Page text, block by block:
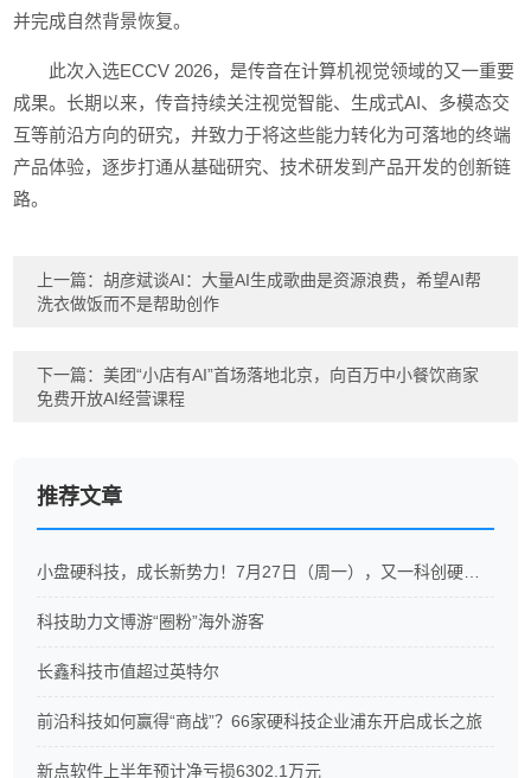
并完成自然背景恢复。
此次入选ECCV 2026，是传音在计算机视觉领域的又一重要
成果。长期以来，传音持续关注视觉智能、生成式AI、多模态交
互等前沿方向的研究，并致力于将这些能力转化为可落地的终端
产品体验，逐步打通从基础研究、技术研发到产品开发的创新链
路。
上一篇：胡彦斌谈AI：大量AI生成歌曲是资源浪费，希望AI帮
洗衣做饭而不是帮助创作
下一篇：美团“小店有AI”首场落地北京，向百万中小餐饮商家
免费开放AI经营课程
推荐文章
科技助力文博游“圈粉”海外游客
长鑫科技市值超过英特尔
前沿科技如何赢得“商战”？66家硬科技企业浦东开启成长之旅
新点软件上半年预计净亏损6302.1万元